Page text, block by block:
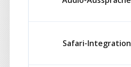
Safari-Integration